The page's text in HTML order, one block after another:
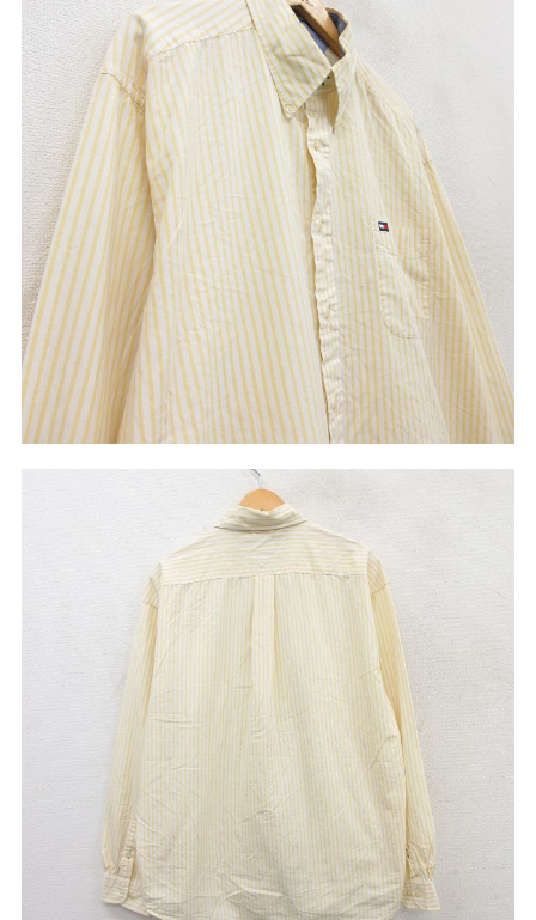
Search by Particularこだわりから探す
Search by Sizeサイズから探す（メンズ）
ジャケット XS S M L XL
スウェット XS S M L XL
長袖シャツ XS S M L XL
半袖シャツ XS S M XL
Tシャツ XS S M L XL
W30以下
W33,W34 W35,W36
W37以上
Search by Maniac マニアックから探す
バンド
Tシャツ
アニメ
Tシャツ
映画
Tシャツ
USA製
ボロ ミリタリー
すべてのマニアックを見る